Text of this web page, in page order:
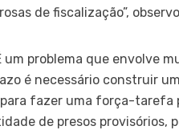
de fiscalização”,
um problema que envolve
é necessário construir
fazer uma força-tarefa
de presos provisórios,